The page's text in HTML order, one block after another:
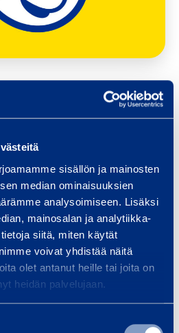
sisällön ja mainosten
median ominaisuuksien
analysoimiseen. Lisäksi
mainosalan ja analytiikka-
siitä, miten käytät
voivat yhdistää näitä
olet antanut heille tai joita on
heidän palvelujaan.